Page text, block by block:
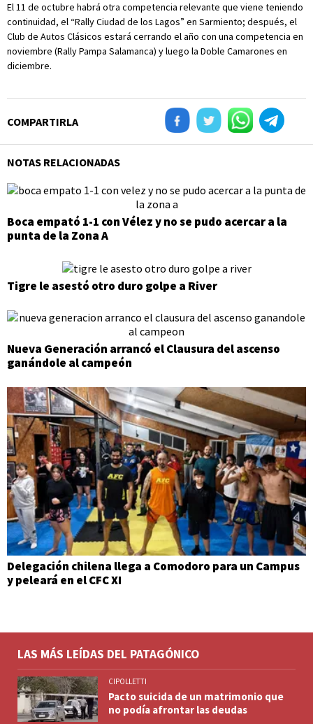
El 11 de octubre habrá otra competencia relevante que viene teniendo
continuidad, el “Rally Ciudad de los Lagos” en Sarmiento; después, el
Club de Autos Clásicos estará cerrando el año con una competencia en
noviembre (Rally Pampa Salamanca) y luego la Doble Camarones en
diciembre.
COMPARTIRLA
NOTAS RELACIONADAS
Boca empató 1-1 con Vélez y no se pudo acercar a la
punta de la Zona A
Tigre le asestó otro duro golpe a River
Nueva Generación arrancó el Clausura del ascenso
ganándole al campeón
Delegación chilena llega a Comodoro para un Campus
y peleará en el CFC XI
LAS MÁS LEÍDAS DEL PATAGÓNICO
CIPOLLETTI
Pacto suicida de un matrimonio que
no podía afrontar las deudas